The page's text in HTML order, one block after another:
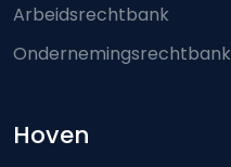
Arbeidsrechtbank
Ondernemingsrechtbank
Hoven